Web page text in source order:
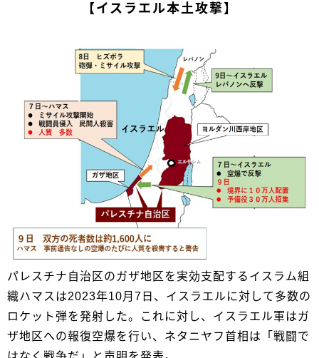
【イスラエル本土攻撃】
パレスチナ自治区のガザ地区を実効支配するイスラム組
織ハマスは2023年10月7日、イスラエルに対して多数の
ロケット弾を発射した。これに対し、イスラエル軍はガ
ザ地区への報復空爆を行い、ネタニヤフ首相は「戦闘で